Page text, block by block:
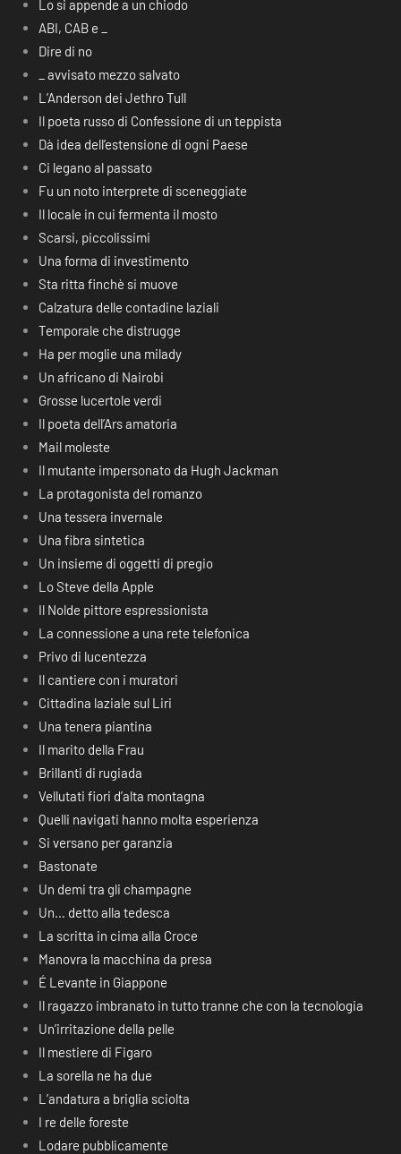
Lo si appende a un chiodo
ABI, CAB e _
Dire di no
_ avvisato mezzo salvato
L’Anderson dei Jethro Tull
Il poeta russo di Confessione di un teppista
Dà idea dell’estensione di ogni Paese
Ci legano al passato
Fu un noto interprete di sceneggiate
Il locale in cui fermenta il mosto
Scarsi, piccolissimi
Una forma di investimento
Sta ritta finchè si muove
Calzatura delle contadine laziali
Temporale che distrugge
Ha per moglie una milady
Un africano di Nairobi
Grosse lucertole verdi
Il poeta dell’Ars amatoria
Mail moleste
Il mutante impersonato da Hugh Jackman
La protagonista del romanzo
Una tessera invernale
Una fibra sintetica
Un insieme di oggetti di pregio
Lo Steve della Apple
Il Nolde pittore espressionista
La connessione a una rete telefonica
Privo di lucentezza
Il cantiere con i muratori
Cittadina laziale sul Liri
Una tenera piantina
Il marito della Frau
Brillanti di rugiada
Vellutati fiori d’alta montagna
Quelli navigati hanno molta esperienza
Si versano per garanzia
Bastonate
Un demi tra gli champagne
Un… detto alla tedesca
La scritta in cima alla Croce
Manovra la macchina da presa
É Levante in Giappone
Il ragazzo imbranato in tutto tranne che con la tecnologia
Un’irritazione della pelle
Il mestiere di Figaro
La sorella ne ha due
L’andatura a briglia sciolta
I re delle foreste
Lodare pubblicamente